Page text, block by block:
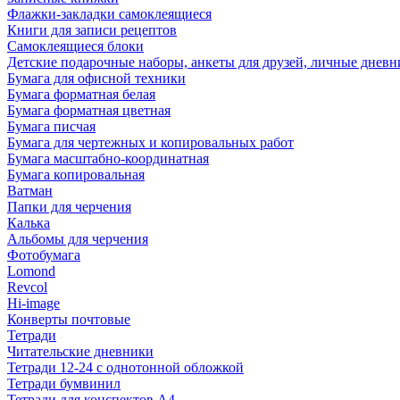
Флажки-закладки самоклеящиеся
Книги для записи рецептов
Самоклеящиеся блоки
Детские подарочные наборы, анкеты для друзей, личные
Бумага для офисной техники
Бумага форматная белая
Бумага форматная цветная
Бумага писчая
Бумага для чертежных и копировальных работ
Бумага масштабно-координатная
Бумага копировальная
Ватман
Папки для черчения
Калька
Альбомы для черчения
Фотобумага
Lomond
Revcol
Hi-image
Конверты почтовые
Тетради
Читательские дневники
Тетради 12-24 с однотонной обложкой
Тетради бумвинил